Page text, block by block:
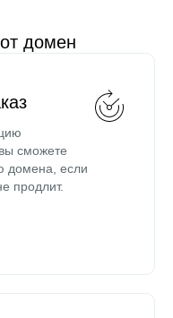
домен
сможете
домена, если
продлит.